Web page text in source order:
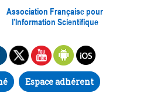
Association Française pour
l’Information Scientifique
Espace adhérent